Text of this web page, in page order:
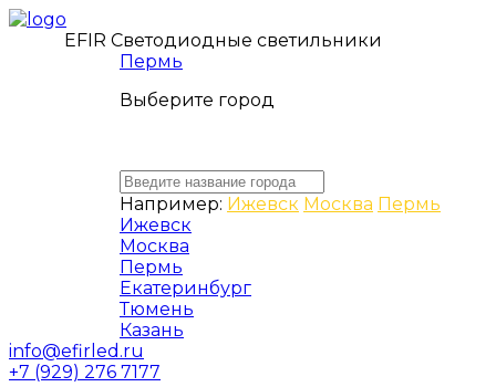
EFIR Светодиодные светильники
Пермь
Выберите город
Например: Ижевск Москва Пермь
Ижевск
Москва
Пермь
Екатеринбург
Тюмень
Казань
info@efirled.ru
+7 (929) 276 7177